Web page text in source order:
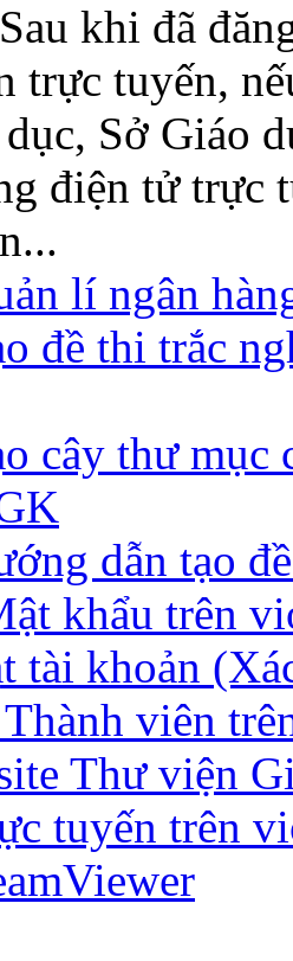
Sau khi đã
trực tuyến,
Sở Giáo
điện tử trực
lí ngân
đề thi trắc
cây thư mục
dẫn tạo
khẩu trên
tài khoản
viên
Thư viện
tuyến trên